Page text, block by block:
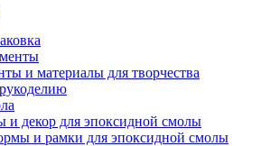
и материалы для творчества
и декор для эпоксидной смолы
и рамки для эпоксидной смолы